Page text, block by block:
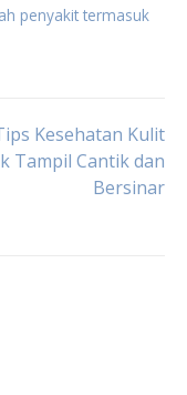
penyakit termasuk
Kesehatan Kulit
Tampil Cantik dan
Bersinar